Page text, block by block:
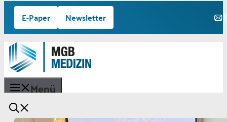
Zum
Inhalt
springen
E-Paper Newsletter
Menü